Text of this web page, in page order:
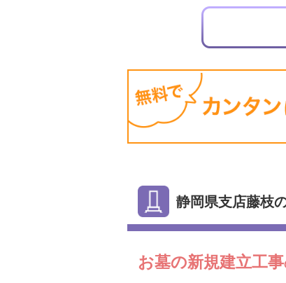
静岡県支店藤枝
お墓の新規建立工事